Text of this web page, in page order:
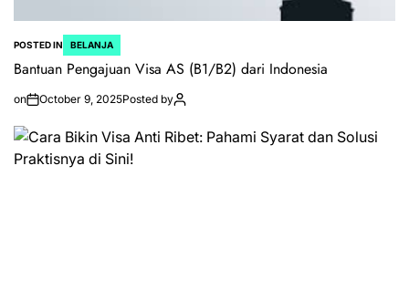
POSTED IN BELANJA
Bantuan Pengajuan Visa AS (B1/B2) dari Indonesia
on October 9, 2025Posted by